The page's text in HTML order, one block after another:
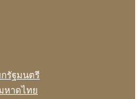
รัฐมนตรี
หาดไทย